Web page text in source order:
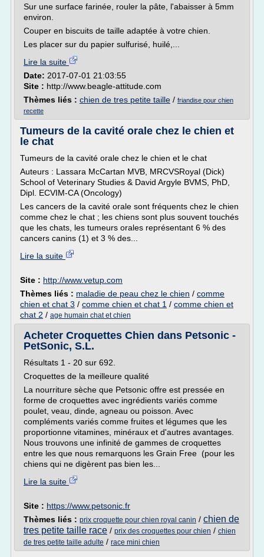
Sur une surface farinée, rouler la pâte, l'abaisser à 5mm
environ.
Couper en biscuits de taille adaptée à votre chien.
Les placer sur du papier sulfurisé, huilé,...
Lire la suite
Date: 2017-07-01 21:03:55
Site : http://www.beagle-attitude.com
Thèmes liés : chien de tres petite taille / friandise pour chien
recette
Tumeurs de la cavité orale chez le chien et
le chat
Tumeurs de la cavité orale chez le chien et le chat
Auteurs : Lassara McCartan MVB, MRCVSRoyal (Dick)
School of Veterinary Studies & David Argyle BVMS, PhD,
Dipl. ECVIM-CA (Oncology)
Les cancers de la cavité orale sont fréquents chez le chien
comme chez le chat ; les chiens sont plus souvent touchés
que les chats, les tumeurs orales représentant 6 % des
cancers canins (1) et 3 % des...
Lire la suite
Site : http://www.vetup.com
Thèmes liés : maladie de peau chez le chien / comme
chien et chat 3 / comme chien et chat 1 / comme chien et
chat 2 / age humain chat et chien
Acheter Croquettes Chien dans Petsonic -
PetSonic, S.L.
Résultats 1 - 20 sur 692.
Croquettes de la meilleure qualité
La nourriture sèche que Petsonic offre est pressée en
forme de croquettes avec ingrédients variés comme
poulet, veau, dinde, agneau ou poisson. Avec
compléments variés comme fruites et légumes que les
proportionne vitamines, minéraux et d'autres avantages.
Nous trouvons une infinité de gammes de croquettes
entre les que nous remarquons les Grain Free (pour les
chiens qui ne digèrent pas bien les...
Lire la suite
Site : https://www.petsonic.fr
Thèmes liés : prix croquette pour chien royal canin / chien de
tres petite taille race / prix des croquettes pour chien / chien
de tres petite taille adulte / race mini chien